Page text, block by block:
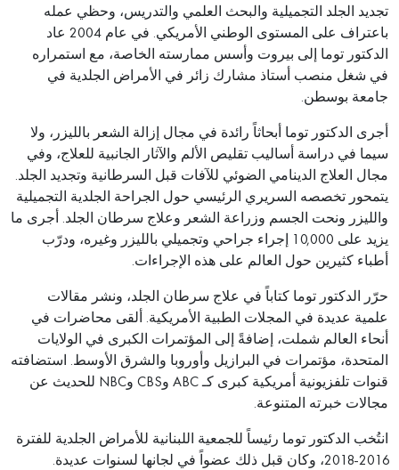
تجديد الجلد التجميلية والبحث العلمي والتدريس، وحظي عمله
باعتراف على المستوى الوطني الأمريكي. في عام 2004 عاد
الدكتور توما إلى بيروت وأسس ممارسته الخاصة، مع استمراره
في شغل منصب أستاذ مشارك زائر في الأمراض الجلدية في
جامعة بوسطن.
أجرى الدكتور توما أبحاثاً رائدة في مجال إزالة الشعر بالليزر، ولا
سيما في دراسة أساليب تقليص الألم والآثار الجانبية للعلاج، وفي
مجال العلاج الدينامي الضوئي للآفات قبل السرطانية وتجديد الجلد.
يتمحور تخصصه السريري الرئيسي حول الجراحة الجلدية التجميلية
والليزر ونحت الجسم وزراعة الشعر وعلاج سرطان الجلد. أجرى ما
يزيد على 10,000 إجراء جراحي وتجميلي بالليزر وغيره، ودرّب
أطباء كثيرين حول العالم على هذه الإجراءات.
حرّر الدكتور توما كتاباً في علاج سرطان الجلد، ونشر مقالات
علمية عديدة في المجلات الطبية الأمريكية. ألقى محاضرات في
أنحاء العالم شملت، إضافةً إلى المؤتمرات الكبرى في الولايات
المتحدة، مؤتمرات في البرازيل وأوروبا والشرق الأوسط. استضافته
قنوات تلفزيونية أمريكية كبرى كـ ABC وCBS وNBC للحديث عن
مجالات خبرته المتنوعة.
انتُخب الدكتور توما رئيساً للجمعية اللبنانية للأمراض الجلدية للفترة
2016-2018، وكان قبل ذلك عضواً في لجانها لسنوات عديدة.